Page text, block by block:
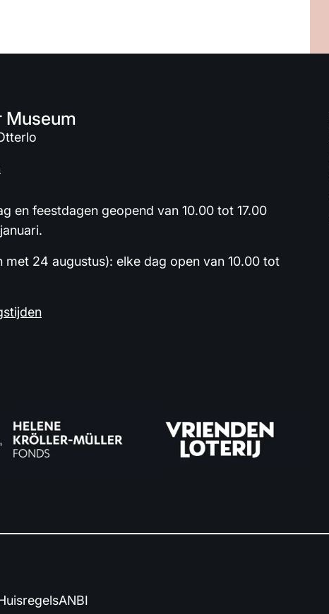
Museum
en feestdagen geopend van 10.00 tot 17.00
met 24 augustus): elke dag open van 10.00 tot
ANBI